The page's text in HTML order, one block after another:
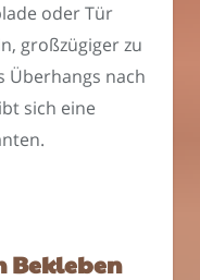
oder Tür
großzügiger zu
Überhangs nach
sich eine
Bekleben